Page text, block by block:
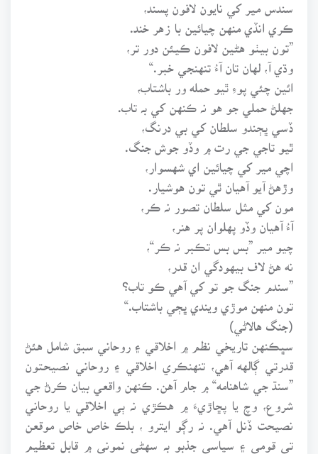
سندس مير کي نايون لافون پسند،
ڪري انڏي منهن چيائين با زهر خند.
”تون بيٺو هڻين لافون ڪيئن دور تر،
وڌي آ، لهان تان آءُ تنهنجي خبر.“
ائين چئي پوءِ ٿيو حمله ور باشتاب،
جهلڻ حملي جو هو نہ ڪنهن کي بہ تاب.
ڏسي ڀڄندو سلطان کي بي درنگ،
ٿيو تاجي جي رت ۾ وڏو جوش جنگ.
اچي مير کي چيائين اي شهسوار،
وڙهڻ آيو آهيان ٿي تون هوشيار.
مون کي مثل سلطان تصور نہ ڪر،
آءُ آهيان وڏو پهلوان پر هنر،
چيو مير ”بس بس تڪبر نہ ڪر“،
نه هڻ لاف بيهودگي ان قدر،
”سندم جنگ جو تو کي آهي ڪو تاب؟
تون منهن موڙي ويندي ڀڄي باشتاب.“
(جنگ هالاڻي)
سڀڪنهن تاريخي نظم ۾ اخلاقي ۽ روحاني سبق شامل هئڻ
قدرتي ڳالهه آهي، تنهنڪري اخلاقي ۽ روحاني نصيحتون
”سنڌ جي شاهنامه“ ۾ جام آهن. ڪنهن واقعي بيان ڪرڻ جي
شروع، وچ يا پڇاڙيءَ ۾ هڪڙي نہ ٻي اخلاقي يا روحاني
نصيحت ڏنل آهي. نہ رڳو ايترو ، بلڪ خاص خاص موقعن
تي قومي ۽ سياسي جذبو بہ سهڻي نموني ۾ قابل تعظيم